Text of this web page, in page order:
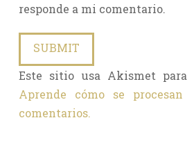
responde a mi comentario.
Este sitio usa Akismet
Aprende cómo se
comentarios.